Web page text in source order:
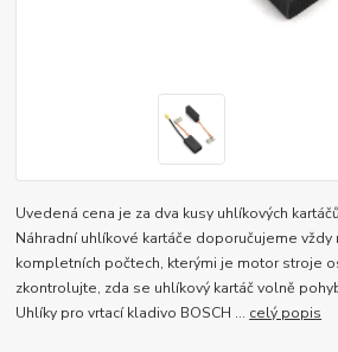
Uvedená cena je za dva kusy uhlíkových
Náhradní uhlíkové kartáče doporučujeme vždy
kompletních počtech, kterými je motor stroje
zkontrolujte, zda se uhlíkový kartáč volně
Uhlíky pro vrtací kladivo BOSCH ... celý popis